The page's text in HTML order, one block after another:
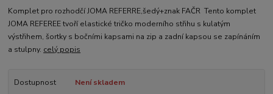
Komplet pro rozhodčí JOMA REFERRE,šedý+znak FAČR Tento komplet
JOMA REFEREE tvoří elastické tričko moderního střihu s kulatým
výstřihem, šortky s bočními kapsami na zip a zadní kapsou se zapínáním
a stulpny. celý popis
Dostupnost
Není skladem